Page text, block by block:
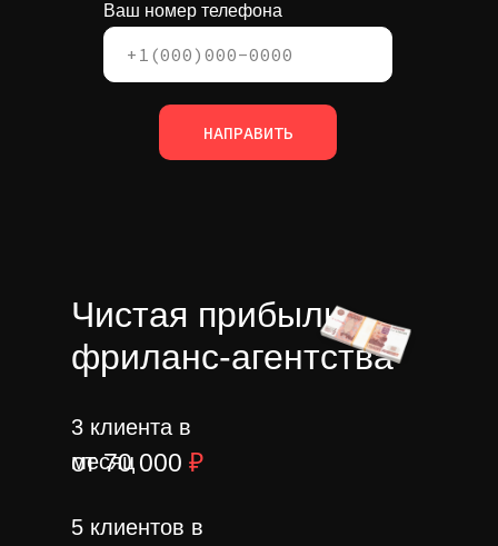
Ваш номер телефона
НАПРАВИТЬ
Чистая прибыль
фриланс-агентства
от 70 000 ₽
3 клиента в
месяц
5 клиентов в